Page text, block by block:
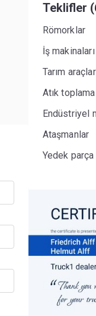
Teklifler
Römorklar
İş makinaları
Tarım
Atık
Endüstriyel
Ataşmanlar
Yedek parça